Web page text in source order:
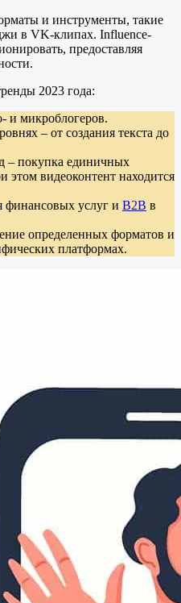
и инструменты, такие
в VK-клипах. Influence-
предоставляя
2023 года:
и микроблогеров.
– от создания текста до
– покупка единичных
видеоконтент находится
финансовых услуг и B2B в
определенных форматов и
платформах.